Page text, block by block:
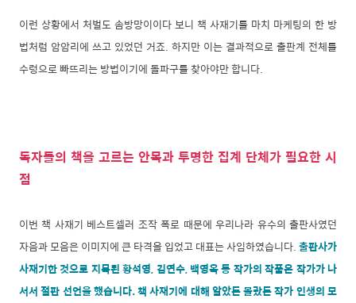
이런 상황에서 처벌도 솜방망이이다 보니 책 사재기를 마치 마케팅의 한 방
법처럼 암암리에 쓰고 있었던 거죠. 하지만 이는 결과적으로 출판계 전체를
수렁으로 빠뜨리는 방법이기에 돌파구를 찾아야만 합니다.
독자들의 책을 고르는 안목과 투명한 집계 단체가 필요한 시
점
이번 책 사재기 베스트셀러 조작 폭로 때문에 우리나라 유수의 출판사였던
자음과 모음은 이미지에 큰 타격을 입었고 대표는 사임하였습니다.출판사가
사재기한 것으로 지목된 황석영, 김연수, 백영옥 등 작가의 작품은 작가가 나
서서 절판 선언을 했습니다. 책 사재기에 대해 알았든 몰랐든 작가 인생의 모